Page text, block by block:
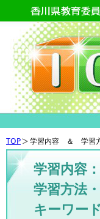
TOP 学習内容 ＆ 学習
学習内容
学習方法
キーワー